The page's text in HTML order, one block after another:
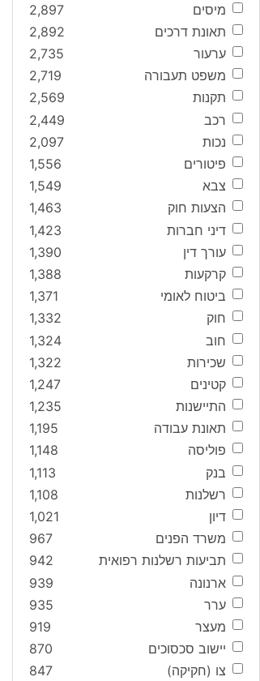
מיסים
2,897
תאונת דרכים
2,892
ערעור
2,735
משפט תעבורה
2,719
תקנות
2,569
רכב
2,449
נכות
2,097
פיטורים
1,556
צבא
1,549
הצעות חוק
1,463
דיני חברות
1,423
עורך דין
1,390
קרקעות
1,388
ביטוח לאומי
1,371
חוק
1,332
חוב
1,324
שכירות
1,322
קטינים
1,247
התיישנות
1,235
תאונת עבודה
1,195
פוליסה
1,148
בנק
1,113
רשלנות
1,108
דיון
1,021
משרד הפנים
967
תביעות רשלנות רפואית
942
ארנונה
939
ערר
935
מעצר
919
יישוב סכסוכים
870
צו (חקיקה)
847